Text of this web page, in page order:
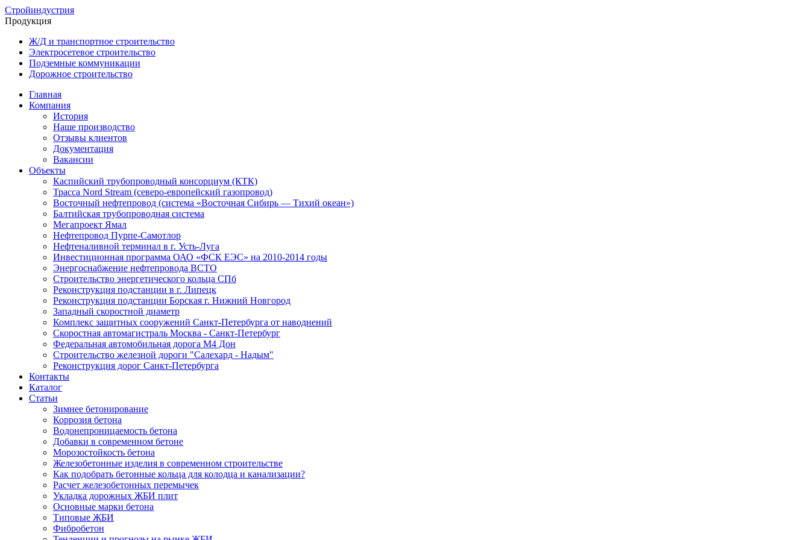
Стройиндустрия
Продукция
Ж/Д и транспортное строительство
Электросетевое строительство
Подземные коммуникации
Дорожное строительство
Главная
Компания
История
Наше производство
Отзывы клиентов
Документация
Вакансии
Объекты
Каспийский трубопроводный консорциум (КТК)
Трасса Nord Stream (северо-европейский газопровод)
Восточный нефтепровод (система «Восточная Сибирь — Тихий океан»)
Балтийская трубопроводная система
Мегапроект Ямал
Нефтепровод Пурпе-Самотлор
Нефтеналивной терминал в г. Усть-Луга
Инвестиционная программа ОАО «ФСК ЕЭС» на 2010-2014 годы
Энергоснабжение нефтепровода ВСТО
Строительство энергетического кольца СПб
Реконструкция подстанции в г. Липецк
Реконструкция подстанции Борская г. Нижний Новгород
Западный скоростной диаметр
Комплекс защитных сооружений Санкт-Петербурга от наводнений
Скоростная автомагистраль Москва - Санкт-Петербург
Федеральная автомобильная дорога М4 Дон
Строительство железной дороги "Салехард - Надым"
Реконструкция дорог Санкт-Петербурга
Контакты
Каталог
Статьи
Зимнее бетонирование
Коррозия бетона
Водонепроницаемость бетона
Добавки в современном бетоне
Морозостойкость бетона
Железобетонные изделия в современном строительстве
Как подобрать бетонные кольца для колодца и канализации?
Расчет железобетонных перемычек
Укладка дорожных ЖБИ плит
Основные марки бетона
Типовые ЖБИ
Фибробетон